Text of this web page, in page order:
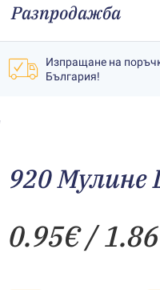
Разпродажба
Изпращане на
България!
920 Мулине
0.95€/